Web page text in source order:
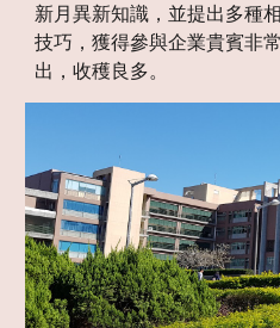
新月異新知識，並提出多種
技巧，獲得參與企業貴賓非
出，收穫良多。